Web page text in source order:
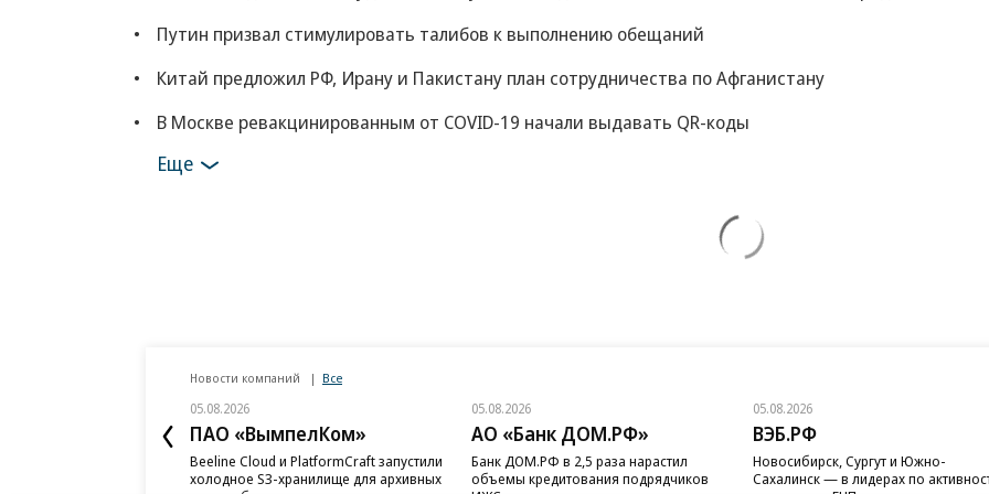
Путин призвал стимулировать талибов к выполнению обещаний
Китай предложил РФ, Ирану и Пакистану план сотрудничества по Афганистану
В Москве ревакцинированным от COVID-19 начали выдавать QR-коды
Еще
Новости компаний Все
05.08.2026
ПАО «ВымпелКом»
Beeline Cloud и PlatformCraft запустили
холодное S3-хранилище для архивных
05.08.2026
АО «Банк ДОМ.РФ»
Банк ДОМ.РФ в 2,5 раза нарастил
объемы кредитования подрядчиков
05.08.2026
ВЭБ.РФ
Новосибирск, Сургут и Южно-
Сахалинск — в лидерах по